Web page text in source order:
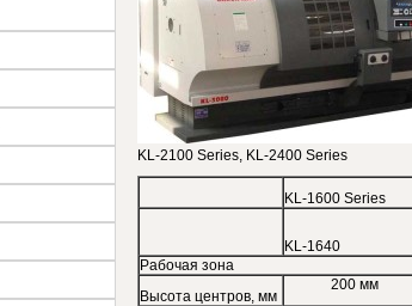
KL-2100 Series, KL-2400 Series
KL-1600 Series
KL-1640
Рабочая зона
Высота центров, мм
200 мм